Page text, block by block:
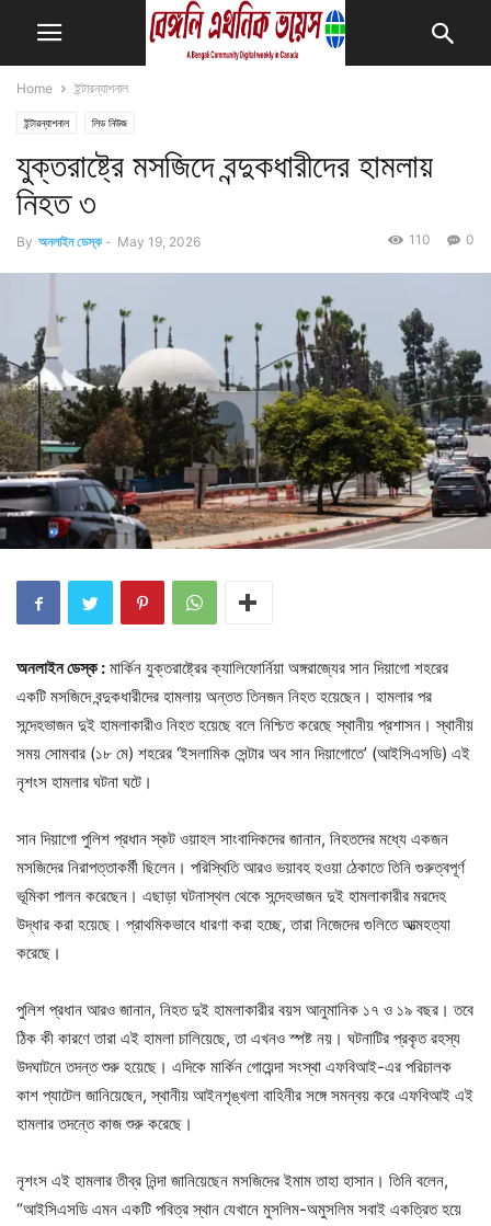
Home ইন্টারন্যাশনাল
ইন্টারন্যাশনাল লিড নিউজ
যুক্তরাষ্ট্রে মসজিদে বন্দুকধারীদের হামলায়
নিহত ৩
By অনলাইন ডেস্ক - May 19, 2026 0
110
অনলাইন ডেস্ক : মার্কিন যুক্তরাষ্ট্রের ক্যালিফোর্নিয়া অঙ্গরাজ্যের সান দিয়াগো শহরের
একটি মসজিদে বন্দুকধারীদের হামলায় অন্তত তিনজন নিহত হয়েছেন। হামলার পর
সন্দেহভাজন দুই হামলাকারীও নিহত হয়েছে বলে নিশ্চিত করেছে স্থানীয় প্রশাসন। স্থানীয়
সময় সোমবার (১৮ মে) শহরের ‘ইসলামিক সেন্টার অব সান দিয়াগোতে’ (আইসিএসডি) এই
নৃশংস হামলার ঘটনা ঘটে।
সান দিয়াগো পুলিশ প্রধান স্কট ওয়াহল সাংবাদিকদের জানান, নিহতদের মধ্যে একজন
মসজিদের নিরাপত্তাকর্মী ছিলেন। পরিস্থিতি আরও ভয়াবহ হওয়া ঠেকাতে তিনি গুরুত্বপূর্ণ
ভূমিকা পালন করেছেন। এছাড়া ঘটনাস্থল থেকে সন্দেহভাজন দুই হামলাকারীর মরদেহ
উদ্ধার করা হয়েছে। প্রাথমিকভাবে ধারণা করা হচ্ছে, তারা নিজেদের গুলিতে আত্মহত্যা
করেছে।
পুলিশ প্রধান আরও জানান, নিহত দুই হামলাকারীর বয়স আনুমানিক ১৭ ও ১৯ বছর। তবে
ঠিক কী কারণে তারা এই হামলা চালিয়েছে, তা এখনও স্পষ্ট নয়। ঘটনাটির প্রকৃত রহস্য
উদঘাটনে তদন্ত শুরু হয়েছে। এদিকে মার্কিন গোয়েন্দা সংস্থা এফবিআই-এর পরিচালক
কাশ প্যাটেল জানিয়েছেন, স্থানীয় আইনশৃঙ্খলা বাহিনীর সঙ্গে সমন্বয় করে এফবিআই এই
হামলার তদন্তে কাজ শুরু করেছে।
নৃশংস এই হামলার তীব্র নিন্দা জানিয়েছেন মসজিদের ইমাম তাহা হাসান। তিনি বলেন,
“আইসিএসডি এমন একটি পবিত্র স্থান যেখানে মুসলিম-অমুসলিম সবাই একত্রিত হয়ে